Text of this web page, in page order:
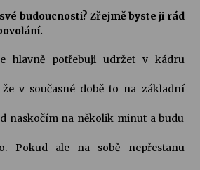
budoucnosti? Zřejmě byste ji rád
hlavně potřebuji udržet v kádru
že v současné době to na základní
naskočím na několik minut a budu
Pokud ale na sobě nepřestanu